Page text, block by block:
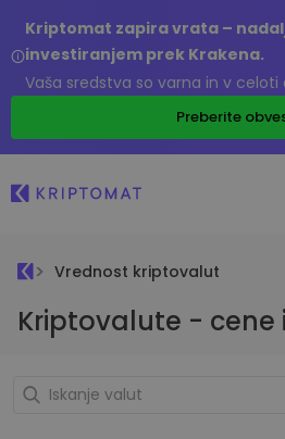
Kriptomat zapira vrata –
investiranjem prek Krakena.
Vaša sredstva so varna in v celoti
Preberite
Vrednost kriptovalut
Kriptovalute - cene